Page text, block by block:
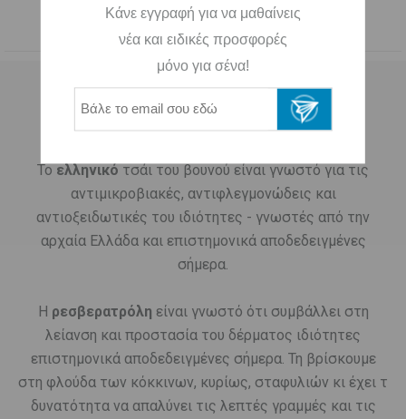
ΕΠΙΚΟΙΝΩΝΙΑ
ΕΛΛΗΝΙΚΟ ΤΣΑΪ ΤΟΥ ΒΟΥΝΟΥ “ΟΛΥΜΠΟΥ”
Τοελληνικότσάι του βουνού είναι γνωστό για τις
αντιμικροβιακές, αντιφλεγμονώδεις και
αντιοξειδωτικές του ιδιότητες - γνωστές από την
αρχαία Ελλάδα και επιστημονικά αποδεδειγμένες
σήμερα.
Η ρεσβερατρόλη είναι γνωστό ότι συμβάλλει στη
λείανση και προστασία του δέρματος ιδιότητες
επιστημονικά αποδεδειγμένες σήμερα. Τη βρίσκουμε
στη φλούδα των κόκκινων, κυρίως, σταφυλιών κι έχει τ
δυνατότητα να απαλύνει τις λεπτές γραμμές και τις
Κάνε εγγραφή για να μαθαίνεις
νέα και ειδικές προσφορές
μόνο για σένα!